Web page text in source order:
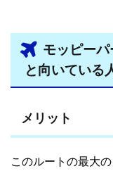
モッピー
と向いている
メリット
このルートの最大